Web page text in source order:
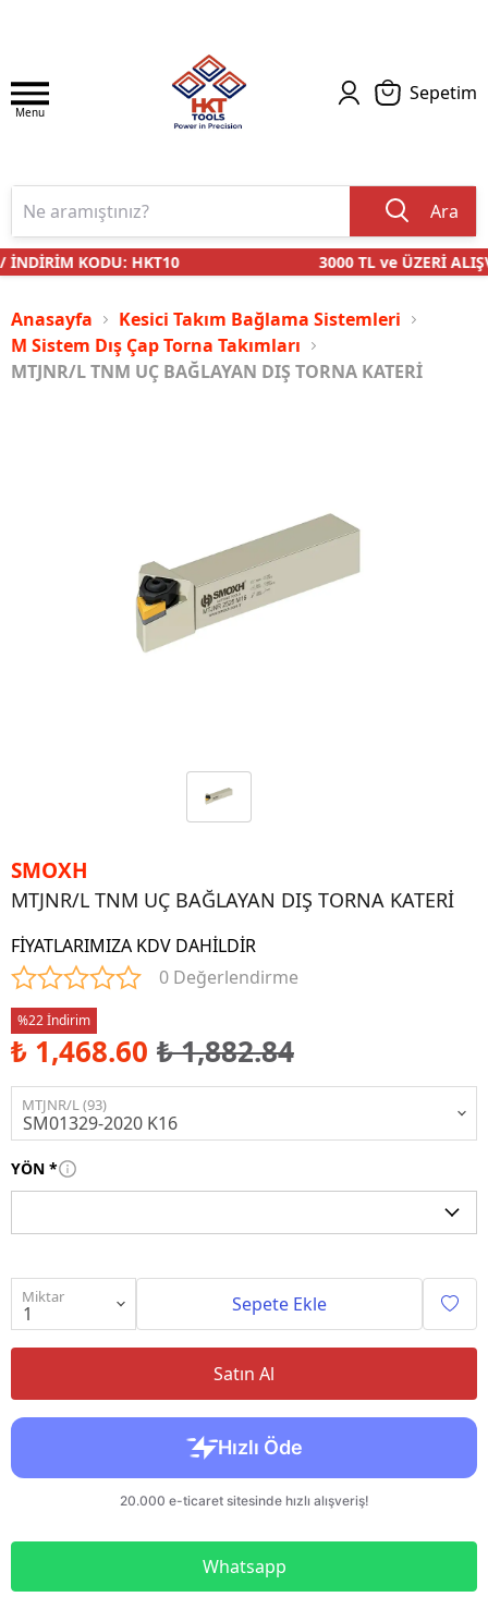
Menu
Sepetim
Ara
KODU: HKT10 3000 TL ve ÜZERİ
Anasayfa
Kesici Takım Bağlama Sistemleri
M Sistem Dış Çap Torna Takımları
MTJNR/L TNM UÇ BAĞLAYAN DIŞ TORNA KATERİ
SMOXH
MTJNR/L TNM UÇ BAĞLAYAN DIŞ TORNA KATERİ
FİYATLARIMIZA KDV DAHİLDİR
0 Değerlendirme
%22 İndirim
₺ 1,468.60 ₺ 1,882.84
MTJNR/L (93)
YÖN *
Miktar Sepete Ekle
Satın Al
Whatsapp